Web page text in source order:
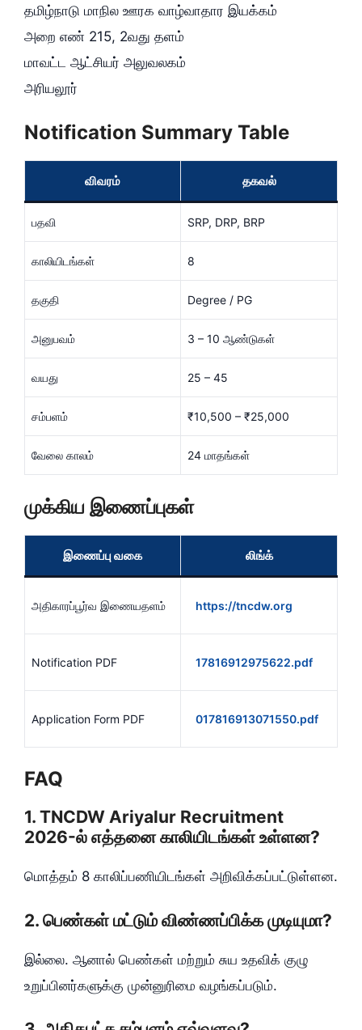
தமிழ்நாடு மாநில ஊரக வாழ்வாதார இயக்கம்
அறை எண் 215, 2வது தளம்
மாவட்ட ஆட்சியர் அலுவலகம்
அரியலூர்
Notification Summary Table
விவரம் தகவல்
பதவி SRP, DRP, BRP
காலியிடங்கள் 8
தகுதி Degree / PG
அனுபவம் 3 – 10 ஆண்டுகள்
வயது 25 – 45
சம்பளம் ₹10,500 – ₹25,000
வேலை காலம் 24 மாதங்கள்
முக்கிய இணைப்புகள்
இணைப்பு வகை லிங்க்
அதிகாரப்பூர்வ இணையதளம் https://tncdw.org
Notification PDF 17816912975622.pdf
Application Form PDF 017816913071550.pdf
FAQ
1. TNCDW Ariyalur Recruitment
2026-ல் எத்தனை காலியிடங்கள் உள்ளன?
மொத்தம் 8 காலிப்பணியிடங்கள் அறிவிக்கப்பட்டுள்ளன.
2. பெண்கள் மட்டும் விண்ணப்பிக்க முடியுமா?
இல்லை. ஆனால் பெண்கள் மற்றும் சுய உதவிக் குழு
உறுப்பினர்களுக்கு முன்னுரிமை வழங்கப்படும்.